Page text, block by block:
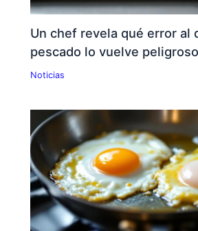
Un chef revela qué error al
pescado lo vuelve peligroso
Noticias